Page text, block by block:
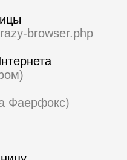
browser.php
Фаерфокс)